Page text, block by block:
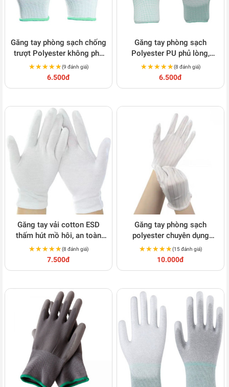
Găng tay phòng sạch chống
trượt Polyester không phủ
PU S134
★★★★★
★★★★★(9 đánh giá)
6.500đ
Găng tay phòng sạch
Polyester PU phủ lòng,
chống trượt cao cấp S135
★★★★★
★★★★★(8 đánh giá)
6.500đ
Găng tay vải cotton ESD
thấm hút mồ hôi, an toàn
điện tử S137
★★★★★
★★★★★(8 đánh giá)
7.500đ
Găng tay phòng sạch
polyester chuyên dụng
chống tĩnh điện S116
★★★★★
★★★★★(15 đánh giá)
10.000đ